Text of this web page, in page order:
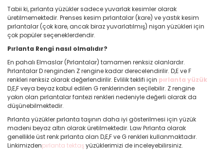
Tabii ki, pırlanta yüzükler sadece yuvarlak kesimler olarak
üretilmemektedir. Prenses kesim pırlantalar (kare) ve yastık kesim
pırlantalar (çok kare, ancak biraz yuvarlatılmış) nişan yüzükleri için
çok popüler seçeneklerdendir.
Pırlanta Rengi nasıl olmalıdır?
En pahalı Elmaslar (Pırlantalar) tamamen renksiz olanlardır.
Pırlantalar D renginden Z rengine kadar derecelendirilir. D,E ve F
renkleri renksiz olarak değerlendirilir. Evlilik teklifi için pırlanta yüzük
D,E,F veya beyaz kabul edilen G renklerinden seçilebilir. Z rengine
yakın olan pırlantalar fantezi renkleri nedeniyle değerli olarak da
düşünebilmektedir.
Pırlanta yüzükler pırlanta taşının daha iyi gösterilmesi için yüzük
madeni beyaz altın olarak üretilmektedir. Law Pırlanta olarak
genellikle üst renk pırlanta olan D,E,F ve G renkleri kullanmaktadır.
Linkimizdenpırlanta tektaşyüzüklerimizi de inceleyebilirsiniz.